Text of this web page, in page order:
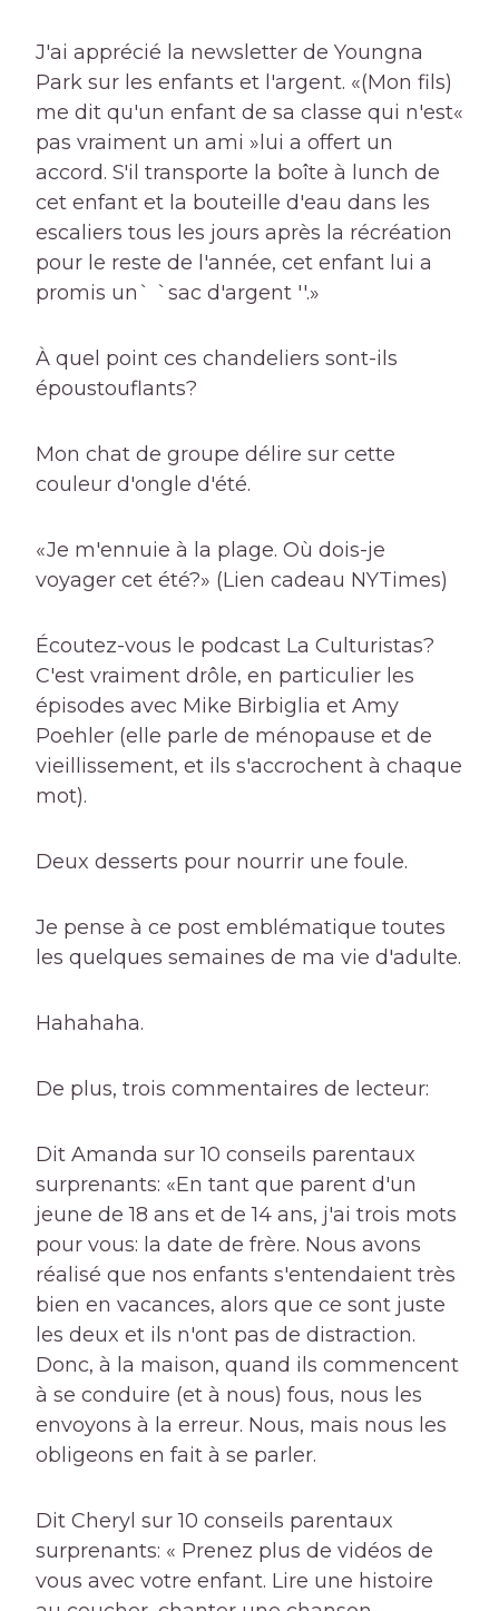
J'ai apprécié la newsletter de Youngna
Park sur les enfants et l'argent. «(Mon fils)
me dit qu'un enfant de sa classe qui n'est«
pas vraiment un ami »lui a offert un
accord. S'il transporte la boîte à lunch de
cet enfant et la bouteille d'eau dans les
escaliers tous les jours après la récréation
pour le reste de l'année, cet enfant lui a
promis un` `sac d'argent ''.»
À quel point ces chandeliers sont-ils
époustouflants?
Mon chat de groupe délire sur cette
couleur d'ongle d'été.
«Je m'ennuie à la plage. Où dois-je
voyager cet été?» (Lien cadeau NYTimes)
Écoutez-vous le podcast La Culturistas?
C'est vraiment drôle, en particulier les
épisodes avec Mike Birbiglia et Amy
Poehler (elle parle de ménopause et de
vieillissement, et ils s'accrochent à chaque
mot).
Deux desserts pour nourrir une foule.
Je pense à ce post emblématique toutes
les quelques semaines de ma vie d'adulte.
Hahahaha.
De plus, trois commentaires de lecteur:
Dit Amanda sur 10 conseils parentaux
surprenants: «En tant que parent d'un
jeune de 18 ans et de 14 ans, j'ai trois mots
pour vous: la date de frère. Nous avons
réalisé que nos enfants s'entendaient très
bien en vacances, alors que ce sont juste
les deux et ils n'ont pas de distraction.
Donc, à la maison, quand ils commencent
à se conduire (et à nous) fous, nous les
envoyons à la erreur. Nous, mais nous les
obligeons en fait à se parler.
Dit Cheryl sur 10 conseils parentaux
surprenants: « Prenez plus de vidéos de
vous avec votre enfant. Lire une histoire